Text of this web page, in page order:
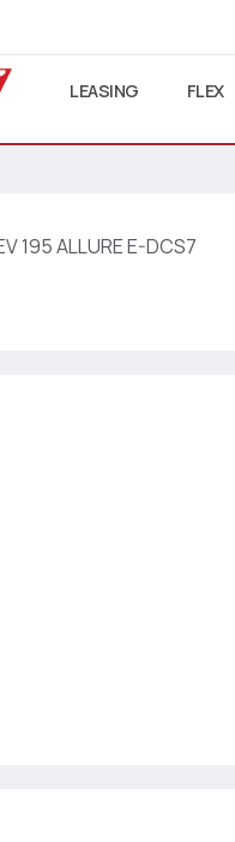
LEASING FLEX
195 ALLURE E-DCS7